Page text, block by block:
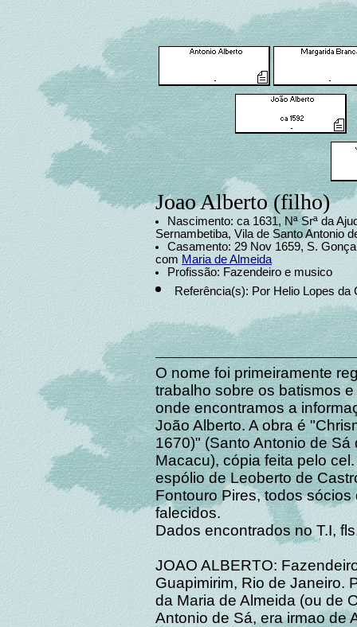
Joao Alberto (filho)
Nascimento: ca 1631, Nª Srª da
Sernambetiba, Vila de Santo Antonio
Casamento: 29 Nov 1659, S.
com Maria de Almeida
Profissão: Fazendeiro e musico
Referência(s): Por Helio Lopes da
O nome foi primeiramente
trabalho sobre os batismos
onde encontramos a
João Alberto. A obra é
1670)" (Santo Antonio de
Macacu), cópia feita pelo
espólio de Leoberto de
Fontouro Pires, todos
falecidos.
Dados encontrados no T.I,
JOAO ALBERTO:
Guapimirim, Rio de Janeiro.
da Maria de Almeida (ou de
Antonio de Sá, era irmao de